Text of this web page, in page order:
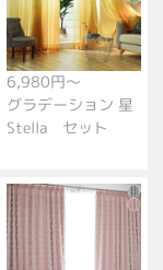
6,980円～
グラデーション 星
Stella セット